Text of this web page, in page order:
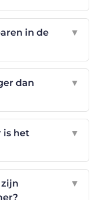
in de
▼
dan
▼
is het
▼
▼